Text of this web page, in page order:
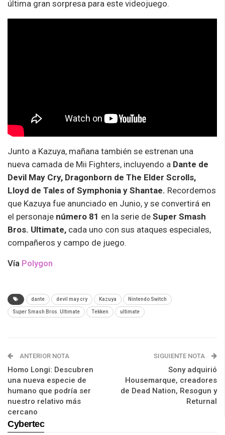
última gran sorpresa para este videojuego.
Junto a Kazuya, mañana también se estrenan una
nueva camada de Mii Fighters, incluyendo a Dante de
Devil May Cry, Dragonborn de The Elder Scrolls,
Lloyd de Tales of Symphonia y Shantae. Recordemos
que Kazuya fue anunciado en Junio, y se convertirá en
el personaje número 81 en la serie de Super Smash
Bros. Ultimate, cada uno con sus ataques especiales,
compañeros y campo de juego.
Vía Polygon
dante devil may cry Kazuya Nintendo Switch
Super Smash Bros. Ultimate Tekken ultimate
ANTERIOR NOTA
Homo Longi: Descubren
una nueva especie de
humano que podría ser
nuestro relativo más
cercano
SIGUIENTE NOTA
Sony adquirió
Housemarque, creadores
de Dead Nation, Resogun y
Returnal
Cybertec